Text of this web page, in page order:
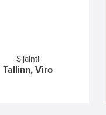
Sijainti
Tallinn, Viro